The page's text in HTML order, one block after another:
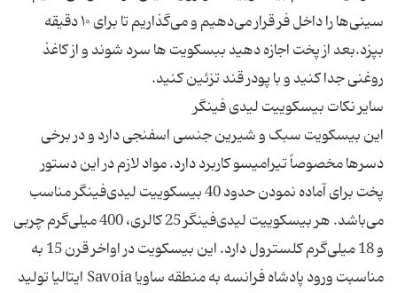
سینی‌ها را داخل فر قرار می‌دهیم و می‌گذاریم تا برای ۱۰ دقیقه
بپزد.بعد از پخت اجازه دهید ببسکویت ها سرد شوند و از کاغذ
این بیسکویت سبک و شیرین جنسی اسفنجی دارد و در برخی
دسرها مخصوصاً تیرامیسو کاربرد دارد. مواد لازم در این دستور
پخت برای آماده‌ نمودن حدود 40 بیسکوییت لیدی‌فینگر مناسب
می‌باشد. هر بیسکوییت لیدی‌فینگر 25 کالری، 400 میلی‌گرم چربی
و 18 میلی‌گرم کلسترول دارد. این بیسکویت در اواخر قرن 15 به
مناسبت ورود پادشاه فرانسه به منطقه ساویا Savoia ایتالیا تولید